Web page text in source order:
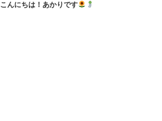
こんにちは！あかりです